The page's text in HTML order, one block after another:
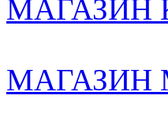
МАГАЗИН
МАГАЗИН